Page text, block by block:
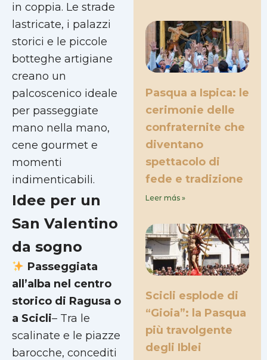
in coppia. Le strade
lastricate, i palazzi
storici e le piccole
botteghe artigiane
creano un
palcoscenico ideale
per passeggiate
mano nella mano,
cene gourmet e
momenti
indimenticabili.
Idee per un
San Valentino
da sogno
Passeggiata
all’alba nel centro
storico di Ragusa o
a Scicli– Tra le
scalinate e le piazze
barocche, concediti
Pasqua a Ispica: le
cerimonie delle
confraternite che
diventano
spettacolo di
fede e tradizione
Leer más »
Scicli esplode di
“Gioia”: la Pasqua
più travolgente
degli Iblei